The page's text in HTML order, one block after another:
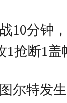
10分钟
抢断1盖
尔特发